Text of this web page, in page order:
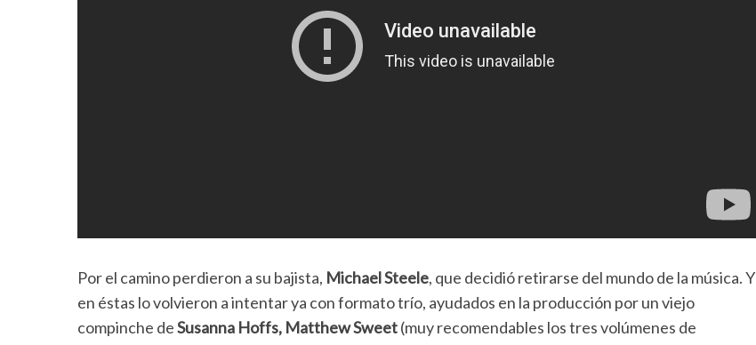
Por el camino perdieron a su bajista, Michael Steele, que decidió retirarse del mundo de la música. Y
en éstas lo volvieron a intentar ya con formato trío, ayudados en la producción por un viejo
compinche deSusanna Hoffs, Matthew Sweet(muy recomendables los tres volúmenes de